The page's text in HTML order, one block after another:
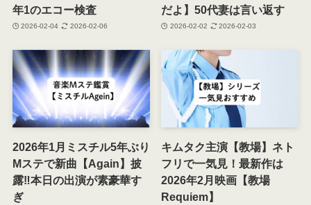
年1のエコー検査
2026-02-04 2026-02-06
だよ】50代妻は言い返す
2026-02-02 2026-02-03
2026年1月ミスチル5年ぶり
Mステで新曲【Again】披
露‼本日の出演が素豪華す
ぎ
キムタク主演【教場】ネト
フリで一気見！最新作は
2026年2月映画【教場
Requiem】